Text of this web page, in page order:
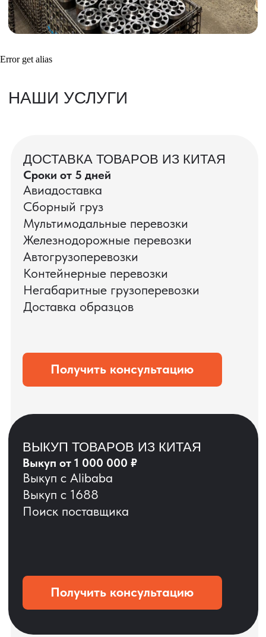
Error get alias
ВАШИ ЗАКАЗЫ
проверок товаров, работы склада,
смотрите в нашем Telegram-канале
ДО ОПЛАТЫ
ОСТАВЬТЕ ЗАЯВКУ
Мы вернёмся с расчётом и фото после
технической проверки
Оставить заявку